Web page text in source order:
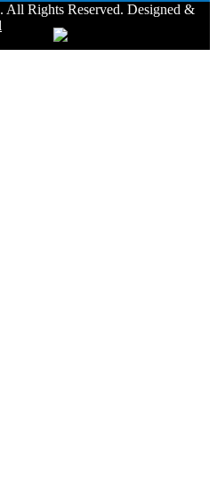
. All Rights Reserved. Designed &